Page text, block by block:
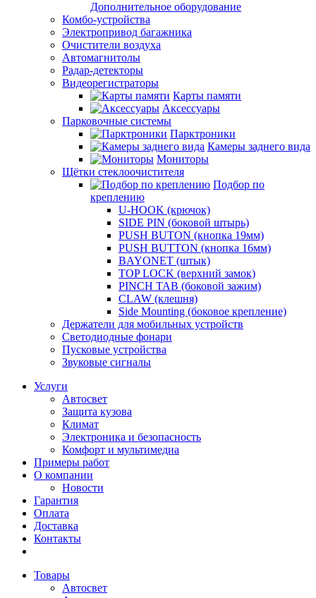
Дополнительное оборудование
Комбо-устройства
Электропривод багажника
Очистители воздуха
Автомагнитолы
Радар-детекторы
Видеорегистраторы
Карты памяти
Аксессуары
Парковочные системы
Парктроники
Камеры заднего вида
Мониторы
Щётки стеклоочистителя
Подбор по
креплению
U-HOOK (крючок)
SIDE PIN (боковой штырь)
PUSH BUTON (кнопка 19мм)
PUSH BUTTON (кнопка 16мм)
BAYONET (штык)
TOP LOCK (верхний замок)
PINCH TAB (боковой зажим)
CLAW (клешня)
Side Mounting (боковое крепление)
Держатели для мобильных устройств
Светодиодные фонари
Пусковые устройства
Звуковые сигналы
Услуги
Автосвет
Защита кузова
Климат
Электроника и безопасность
Комфорт и мультимедиа
Примеры работ
О компании
Новости
Гарантия
Оплата
Доставка
Контакты
Товары
Автосвет